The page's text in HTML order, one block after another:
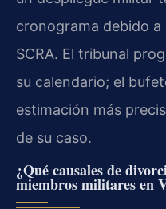
cronograma debido
SCRA. El tribunal
su calendario; el
estimación más
de su caso.
¿Qué causales de
miembros militares en